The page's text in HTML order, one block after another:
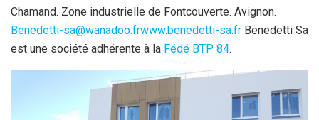
Chamand. Zone industrielle de Fontcouverte. Avignon.
Benedetti-sa@wanadoo.frwww.benedetti-sa.fr Benedetti Sa
est une société adhérente à la Fédé BTP 84.